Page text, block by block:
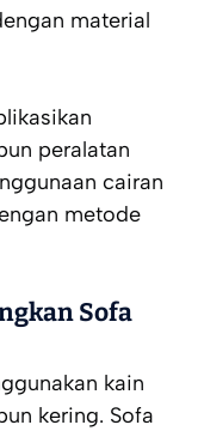
material
peralatan
cairan
metode
Sofa
kain
kering. Sofa